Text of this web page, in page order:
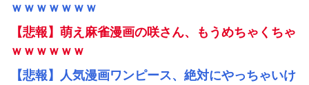
ｗｗｗｗｗｗｗ
【悲報】萌え麻雀漫画の咲さん、もうめちゃくちゃ
ｗｗｗｗｗｗ
【悲報】人気漫画ワンピース、絶対にやっちゃいけ